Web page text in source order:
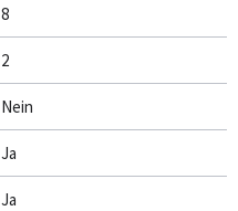
8
2
Nein
Ja
Ja